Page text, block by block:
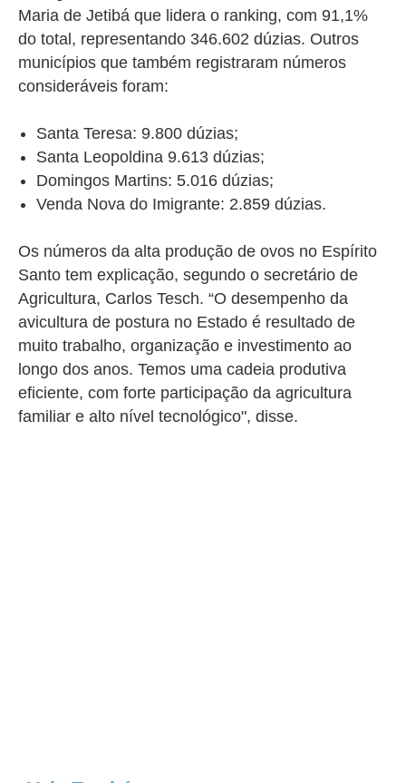
Maria de Jetibá que lidera o ranking, com 91,1%
do total, representando 346.602 dúzias. Outros
municípios que também registraram números
consideráveis foram:
Santa Teresa: 9.800 dúzias;
Santa Leopoldina 9.613 dúzias;
Domingos Martins: 5.016 dúzias;
Venda Nova do Imigrante: 2.859 dúzias.
Os números da alta produção de ovos no Espírito
Santo tem explicação, segundo o secretário de
Agricultura, Carlos Tesch. “O desempenho da
avicultura de postura no Estado é resultado de
muito trabalho, organização e investimento ao
longo dos anos. Temos uma cadeia produtiva
eficiente, com forte participação da agricultura
familiar e alto nível tecnológico", disse.